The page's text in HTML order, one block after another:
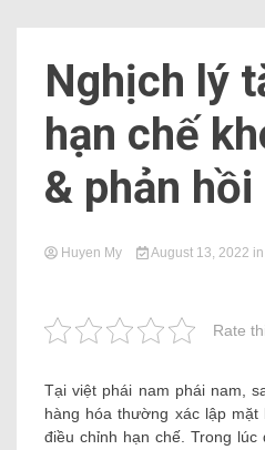
Nghịch lý
hạn chế
& phản hồi
Huyen My August 13, 2022 in
Rate
Tại việt phái nam phái nam,
hàng hóa thường xác lập
điều chỉnh hạn chế. Trong